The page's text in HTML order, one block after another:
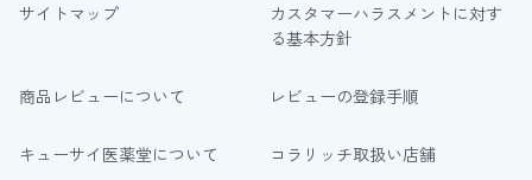
サイトマップ
カスタマーハラスメントに対す
る基本方針
商品レビューについて レビューの登録手順
キューサイ医薬堂について コラリッチ取扱い店舗